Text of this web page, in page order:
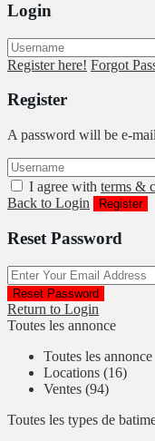
Login
Register here! Forgot
Register
A password will be e-
I agree with terms &
Back to Login
Register
Reset Password
Reset Password
Return to Login
Toutes les annonce
Toutes les annonce
Locations (16)
Ventes (94)
Toutes les types de